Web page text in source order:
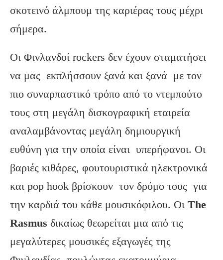
σκοτεινό άλμπουμ της καριέρας τους μέχρι
σήμερα.
Οι Φινλανδοί rockers δεν έχουν σταματήσει
να μας εκπλήσσουν ξανά και ξανά με τον
πιο συναρπαστικό τρόπο από το ντεμπούτο
τους στη μεγάλη δισκογραφική εταιρεία
αναλαμβάνοντας μεγάλη δημιουργική
ευθύνη για την οποία είναι υπερήφανοι. Oι
βαριές κιθάρες, φουτουριστικά ηλεκτρονικά
και pop hook βρίσκουν τον δρόμο τους για
την καρδιά του κάθε μουσικόφιλου. Οι The
Rasmus δικαίως θεωρείται μια από τις
μεγαλύτερες μουσικές εξαγωγές της